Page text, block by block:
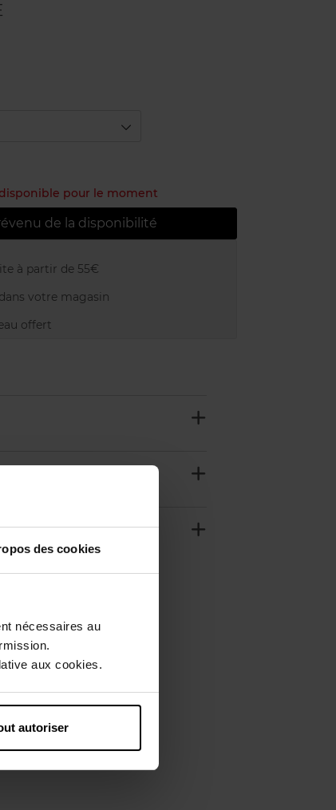
des cookies
nécessaires au
aux cookies.
autoriser
pour le moment
de la disponibilité
à partir de 55€
votre magasin
offert